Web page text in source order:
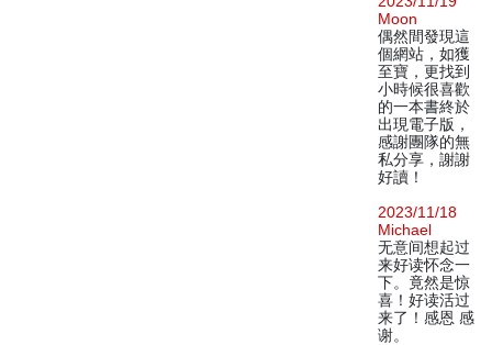
Moon
偶然間發現這
個網站，如獲
至寶，更找到
小時候很喜歡
的一本書終於
出現電子版，
感謝團隊的無
私分享，謝謝
好讀！
2023/11/18
Michael
无意间想起过
来好读怀念一
下。竟然是惊
喜！好读活过
来了！感恩 感
谢。